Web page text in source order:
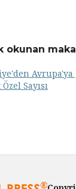
okunan
Sayısı